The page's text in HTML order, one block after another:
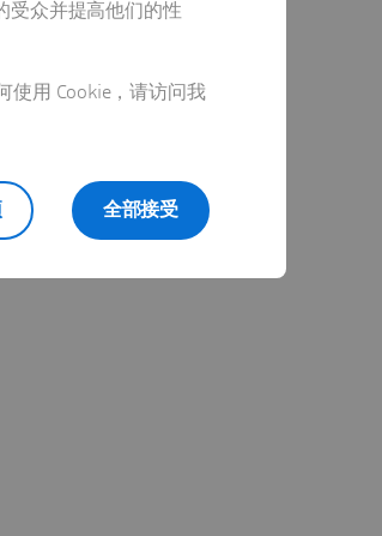
受众并提高他们的性
使用 Cookie，请访问我
全部接受